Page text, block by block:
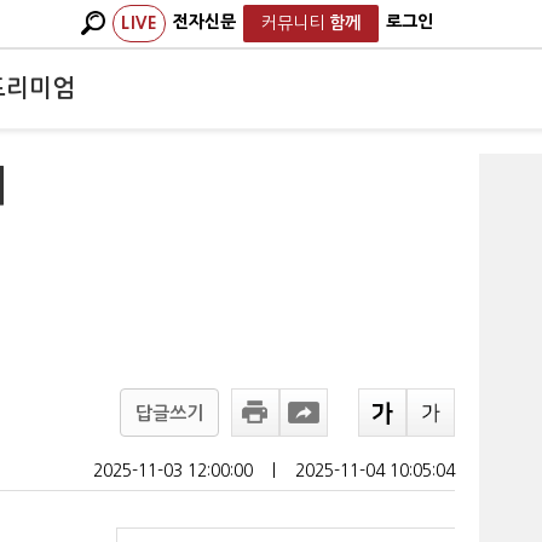
LIVE 전자신문 커뮤니티 함께 로그인
리미엄
답글쓰기
2025-11-03 12:00:00 2025-11-04 10:05:04